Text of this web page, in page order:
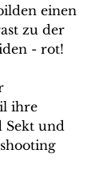
einen
zu der
- rot!
ihre
Sekt und